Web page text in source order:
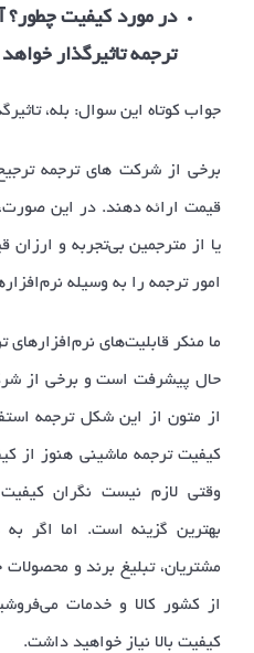
در مورد کیفیت چطور؟
ترجمه تاثیرگذار
جواب کوتاه این سوال: بله،
برخی از شرکت های ترجمه
قیمت ارائه دهند. در این صورت،
یا از مترجمین بی‌تجربه و ارزان
امور ترجمه را به وسیله
ما منکر قابلیت‌های
حال پیشرفت است و برخی از
از متون از این شکل ترجمه
کیفیت ترجمه ماشینی هنوز از
وقتی لازم نیست نگران
بهترین گزینه است. اما اگر به
مشتریان، تبلیغ برند و
از کشور کالا و خدمات
کیفیت بالا نیاز خواهید داشت.